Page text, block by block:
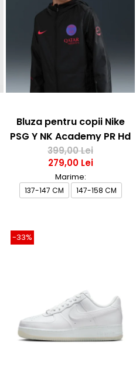
Bluza pentru copii Nike
PSG Y NK Academy PR Hd
Rn Jacket 3R
399,00 Lei
279,00 Lei
Marime:
137-147 CM 147-158 CM
-33%